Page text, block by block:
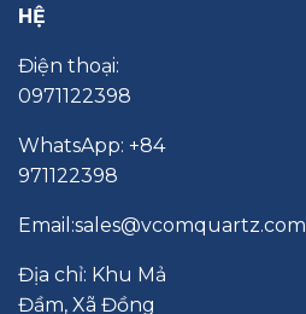
HỆ
Điện thoại:
0971122398
WhatsApp: +84
971122398
Email:sales@vcomquartz.com
Địa chỉ: Khu Mả
Đầm, Xã Đồng